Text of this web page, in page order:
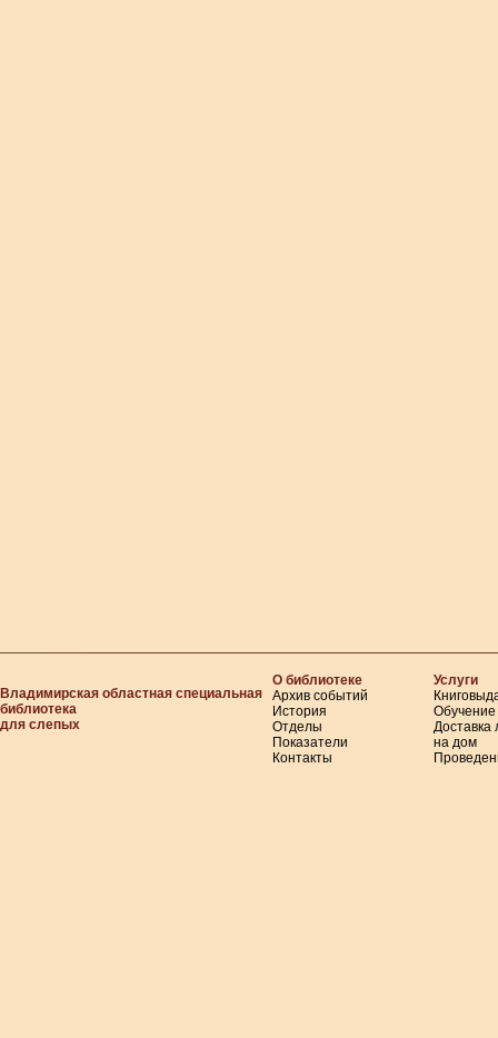
Владимирская областная специальная
библиотека
для слепых
О библиотеке
Архив событий
История
Отделы
Показатели
Контакты
Услуги
Обучение
Доставка
на дом